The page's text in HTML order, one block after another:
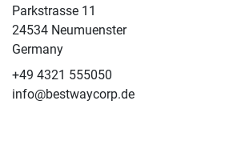
Parkstrasse 11
24534 Neumuenster
Germany
+49 4321 555050
info@bestwaycorp.de